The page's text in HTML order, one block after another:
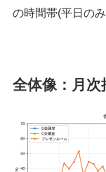
の時間帯(平日の
全体像：月次